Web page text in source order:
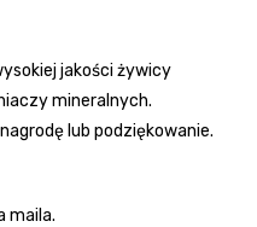
jakości żywicy
mineralnych.
lub podziękowanie.
maila.